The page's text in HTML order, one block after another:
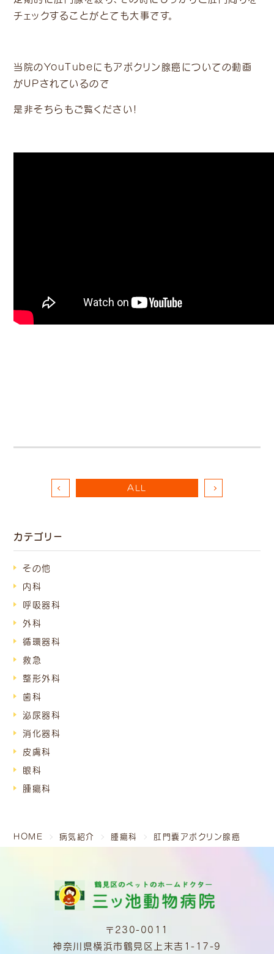
カテゴリー
その他
内科
呼吸器科
外科
循環器科
救急
整形外科
歯科
泌尿器科
消化器科
皮膚科
眼科
腫瘍科
チェックすることがとても大事です。
当院のYouTubeにもアポクリン腺癌についての動画
がＵＰされているので
是非そちらもご覧ください！
ALL
HOME 病気紹介 腫瘍科 肛門嚢アポクリン腺癌
〒230-0011
神奈川県横浜市鶴見区上末吉1-17-9